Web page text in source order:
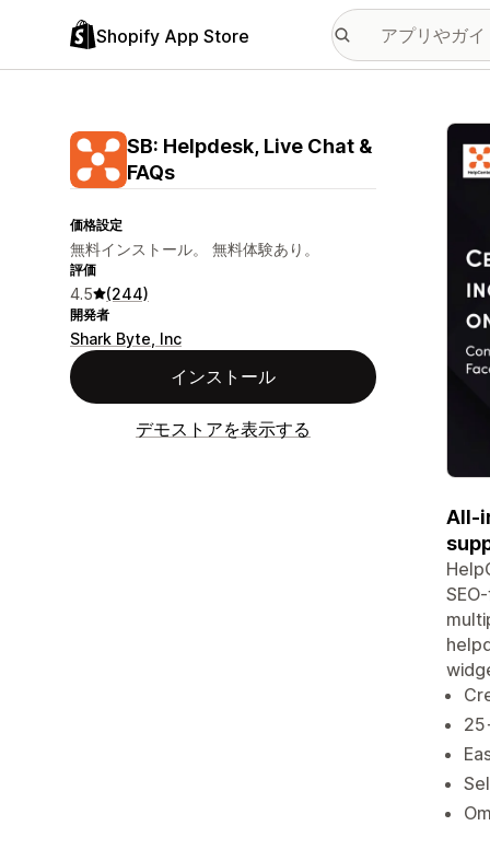
Shopify App Store
SB: Helpdesk, Live Chat &
FAQs
価格設定
無料インストール。 無料体験あり。
評価
4.5 (244)
開発者
Shark Byte, Inc
インストール
デモストアを表示する
特集
All-